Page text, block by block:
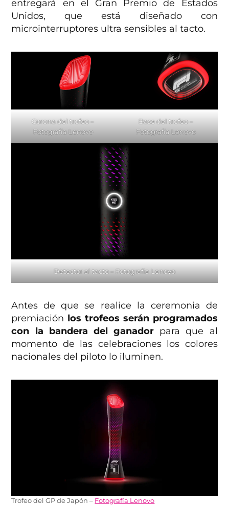
entregará en el Gran Premio de Estados
Unidos, que está diseñado con
microinterruptores ultra sensibles al tacto.
Corona del trofeo –
Fotografía Lenovo
Base del trofeo –
Fotografía Lenovo
Detector al tacto – Fotografía Lenovo
Antes de que se realice la ceremonia de
premiación los trofeos serán programados
con la bandera del ganador para que al
momento de las celebraciones los colores
nacionales del piloto lo iluminen.
Trofeo del GP de Japón – Fotografía Lenovo